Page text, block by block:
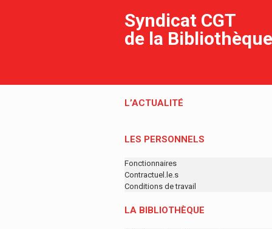
Syndicat CGT
de la
L’ACTUALITÉ
LES PERSONNELS
Fonctionnaires
Contractuel.le.s
Conditions de travail
LA BIBLIOTHÈQUE